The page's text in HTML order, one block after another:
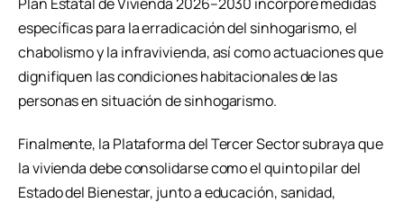
específicas para la erradicación del sinhogarismo, el
chabolismo y la infravivienda, así como actuaciones que
dignifiquen las condiciones habitacionales de las
personas en situación de sinhogarismo.
Finalmente, la Plataforma del Tercer Sector subraya que
la vivienda debe consolidarse como el quinto pilar del
Estado del Bienestar, junto a educación, sanidad,